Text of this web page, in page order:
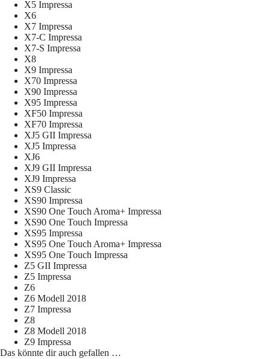
X5 Impressa
X6
X7 Impressa
X7-C Impressa
X7-S Impressa
X8
X9 Impressa
X70 Impressa
X90 Impressa
X95 Impressa
XF50 Impressa
XF70 Impressa
XJ5 GII Impressa
XJ5 Impressa
XJ6
XJ9 GII Impressa
XJ9 Impressa
XS9 Classic
XS90 Impressa
XS90 One Touch Aroma+ Impressa
XS90 One Touch Impressa
XS95 Impressa
XS95 One Touch Aroma+ Impressa
XS95 One Touch Impressa
Z5 GII Impressa
Z5 Impressa
Z6
Z6 Modell 2018
Z7 Impressa
Z8
Z8 Modell 2018
Z9 Impressa
Das könnte dir auch gefallen …